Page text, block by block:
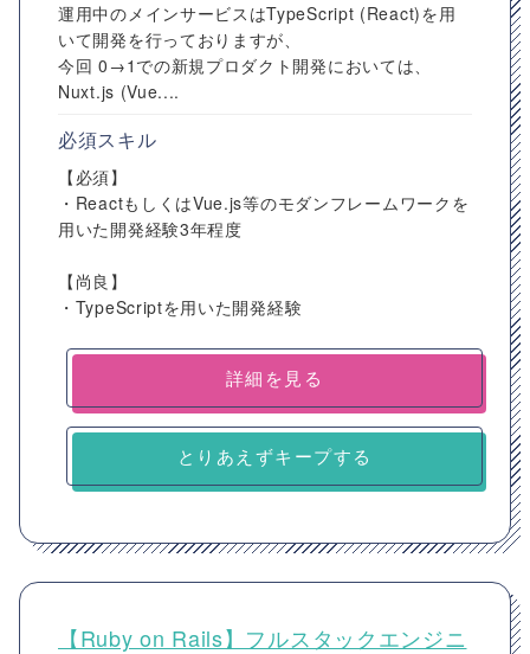
運用中のメインサービスはTypeScript (React)を用
いて開発を行っておりますが、
今回 0→1での新規プロダクト開発においては、
Nuxt.js (Vue....
必須スキル
【必須】
・ReactもしくはVue.js等のモダンフレームワークを
用いた開発経験3年程度
【尚良】
・TypeScriptを用いた開発経験
詳細を見る
とりあえずキープする
【Ruby on Rails】フルスタックエンジニ